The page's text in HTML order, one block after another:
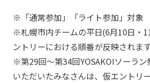
※「通常参加」「ライト参加」対象
※札幌市内チームの平日(6月10日・
ントリーにおける順番が反映されます
※第29回～第34回YOSAKOIソーラ
いただいたみなさんは、仮エントリ